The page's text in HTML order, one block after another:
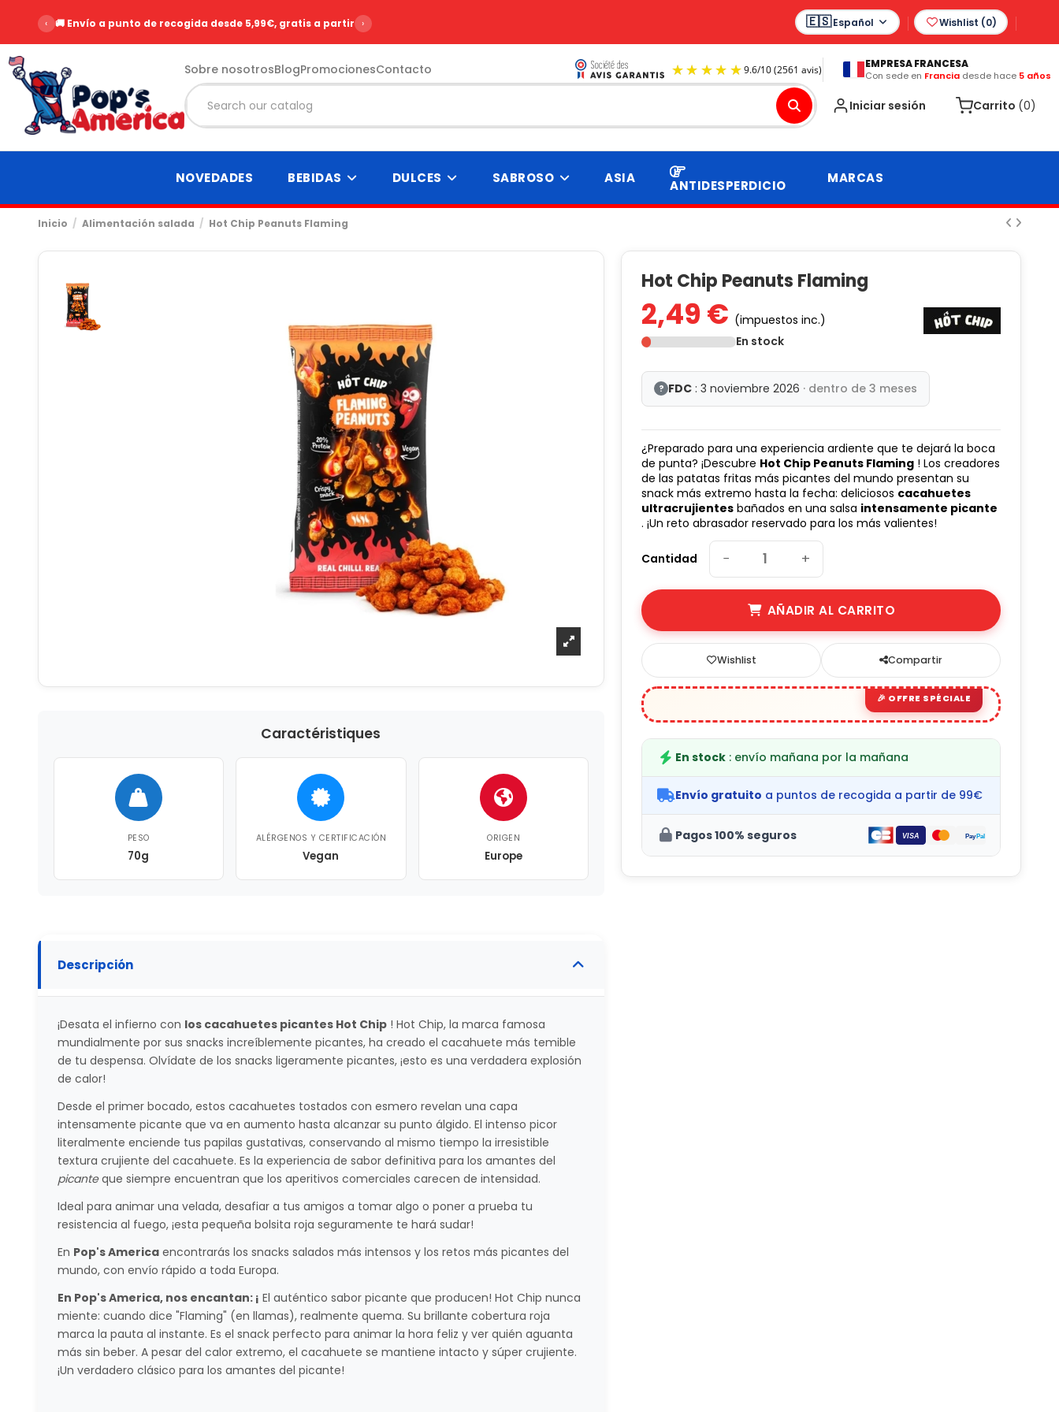
‹ 🚚 Envío a punto de recogida desde 5,99€, gratis a partir de 99€
› Español Wishlist (0)
Sobre nosotrosBlogPromocionesContacto
9.6/10 (2561 avis)
EMPRESA FRANCESA
Con sede en Franciadesde hace 5 años
Iniciar sesión Carrito (0)
NOVEDADES BEBIDAS DULCES SABROSO ASIA ANTIDESPERDICIO MARCAS
Inicio Alimentación salada Hot Chip Peanuts Flaming
Caractéristiques
PESO
70g
ALÉRGENOS Y CERTIFICACIÓN
Vegan
ORIGEN
Europe
Descripción
¡Desata el infierno con los cacahuetes picantes Hot Chip! Hot Chip, la marca famosa
mundialmente por sus snacks increíblemente picantes, ha creado el cacahuete más temible
de tu despensa. Olvídate de los snacks ligeramente picantes, ¡esto es una verdadera explosión
de calor!
Desde el primer bocado, estos cacahuetes tostados con esmero revelan una capa
intensamente picante que va en aumento hasta alcanzar su punto álgido. El intenso picor
literalmente enciende tus papilas gustativas, conservando al mismo tiempo la irresistible
textura crujiente del cacahuete. Es la experiencia de sabor definitiva para los amantes del
picanteque siempre encuentran que los aperitivos comerciales carecen de intensidad.
Ideal para animar una velada, desafiar a tus amigos a tomar algo o poner a prueba tu
resistencia al fuego, ¡esta pequeña bolsita roja seguramente te hará sudar!
En Pop's Americaencontrarás los snacks salados más intensos y los retos más picantes del
mundo, con envío rápido a toda Europa.
En Pop's America, nos encantan: ¡ El auténtico sabor picante que producen! Hot Chip nunca
miente: cuando dice "Flaming" (en llamas), realmente quema. Su brillante cobertura roja
marca la pauta al instante. Es el snack perfecto para animar la hora feliz y ver quién aguanta
más sin beber. A pesar del calor extremo, el cacahuete se mantiene intacto y súper crujiente.
¡Un verdadero clásico para los amantes del picante!
Hot Chip Peanuts Flaming
2,49 € (impuestos inc.)
En stock
? FDC : 3 noviembre 2026 · dentro de 3 meses
¿Preparado para una experiencia ardiente que te dejará la boca
de punta? ¡Descubre Hot Chip Peanuts Flaming ! Los creadores
de las patatas fritas más picantes del mundo presentan su
snack más extremo hasta la fecha: deliciosos cacahuetes
ultracrujientes bañados en una salsa intensamente picante
. ¡Un reto abrasador reservado para los más valientes!
Cantidad − +
AÑADIR AL CARRITO
Wishlist Compartir
En stock : envío mañana por la mañana
Envío gratuito a puntos de recogida a partir de 99€
Pagos 100% seguros